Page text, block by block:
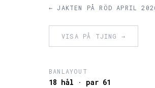
← JAKTEN PÅ RÖD APRIL
VISA PÅ TJING →
BANLAYOUT
18 hål · par 61